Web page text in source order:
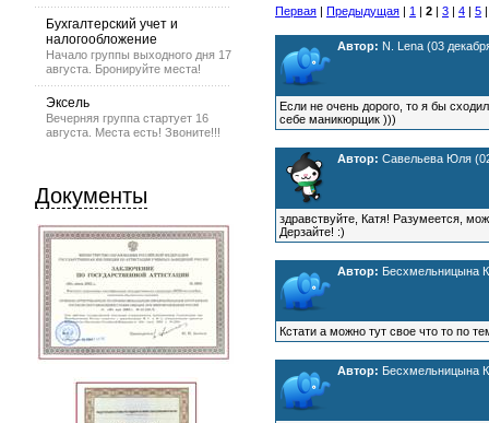
Бухгалтерский учет и
налогообложение
Начало группы выходного дня 17
августа. Бронируйте места!
Эксель
Вечерняя группа стартует 16
августа. Места есть! Звоните!!!
Документы
Первая | Предыдущая | 1 | 2 | 3 | 4 | 5
Автор: N. Lena (03
Если не очень дорого, то я бы
себе маникюрщик )))
Автор: Савельева Юля
здравствуйте, Катя! Разумеется,
Дерзайте! :)
Автор: Бесхмельницына
Кстати а можно тут свое что то по
Автор: Бесхмельницына